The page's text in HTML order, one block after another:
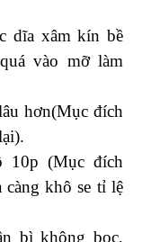
dĩa xâm kín bề
vào mỡ làm
hơn(Mục đích
10p (Mục đích
càng khô se tỉ lệ
bì không bọc,